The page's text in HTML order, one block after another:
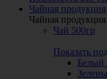
Чайная продукция
Чайная продукция
Чай 500гр
Показать
Белый